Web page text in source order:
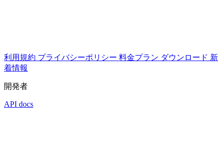
利用規約 プライバシーポリシー 料金プラン ダウンロード 新
着情報
開発者
API docs